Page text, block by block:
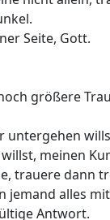
Seite, Gott.
größere
untergehen
meinen
trauere dann
jemand alles
Antwort.